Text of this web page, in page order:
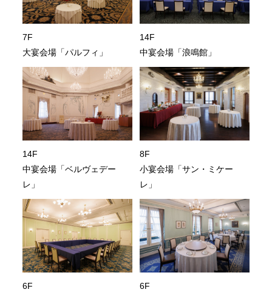
7F
大宴会場「パルフィ」
14F
中宴会場「浪鳴館」
14F
中宴会場「ベルヴェデー
レ」
8F
小宴会場「サン・ミケー
レ」
6F
6F